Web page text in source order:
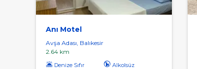
Anı Motel
Avşa Adası, Balıkesir
2.64 km
Denize Sıfır
Alkolsüz